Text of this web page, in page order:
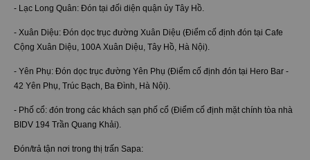
- Lạc Long Quân: Đón tại đối diện quận ủy Tây Hồ.
- Xuân Diệu: Đón dọc trục đường Xuân Diệu (Điểm cố định đón tại Cafe
Cộng Xuân Diệu, 100A Xuân Diệu, Tây Hồ, Hà Nội).
- Yên Phụ: Đón dọc trục đường Yên Phụ (Điểm cố định đón tại Hero Bar -
42 Yên Phụ, Trúc Bạch, Ba Đình, Hà Nội).
- Phố cổ: đón trong các khách sạn phố cổ (Điểm cố định mặt chính tòa nhà
BIDV 194 Trần Quang Khải).
Đón/trả tận nơi trong thị trấn Sapa: